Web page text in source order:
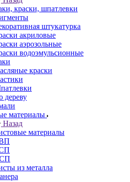
краски, шпатлевки
штукатурка
акриловые
аэрозольные
водоэмульсионные
краски
дереву
материалы
Назад
материалы
из металла